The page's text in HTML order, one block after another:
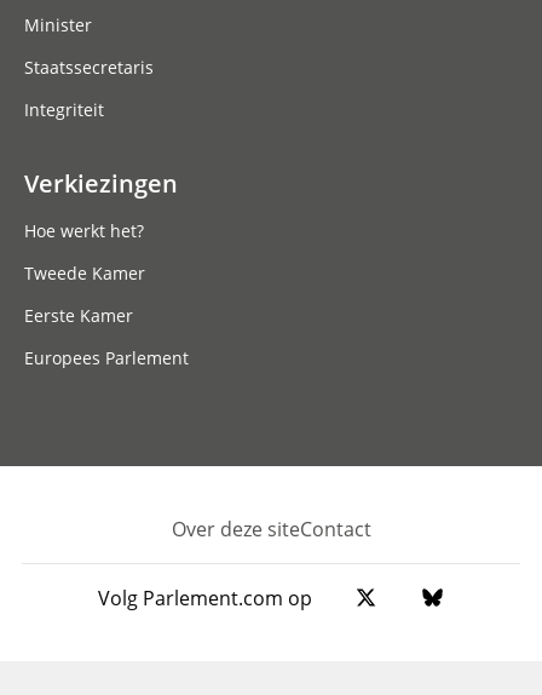
Minister
Staatssecretaris
Integriteit
Verkiezingen
Hoe werkt het?
Tweede Kamer
Eerste Kamer
Europees Parlement
Footer
Over deze siteContact
Volg Parlement.com op